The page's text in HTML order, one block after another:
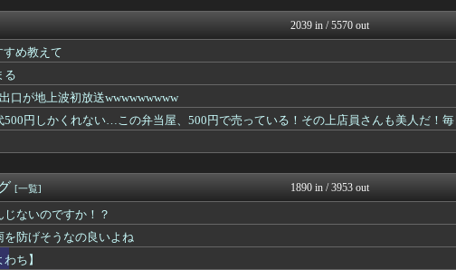
タジーと誤解させ人気出たなろう作品...
Y速報
・
が一番強そうか？
ク･ザ...
PlaySphere | ...
な
ゲーム魔人
よな
カンダタ速報
量が足りなくてゲームができな...
mutyunのゲーム+αブ...
してしまったトプロ
艦これ速報 艦隊これくしょ...
ースの問題」が議論。FF14で...
気感を知りたい
ゆるゲーマー遅報
マップで斧使いがやられたんだけど...
2039 in / 5570 out
すめ教えて
る
口が地上波初放送wwwwwwwww
円しかくれない…この弁当屋、500円で売っている！その上店員さんも美人だ！
[一覧] 1890 in / 3953 out
じないのですか！？
を防げそうなの良いよね
ち】